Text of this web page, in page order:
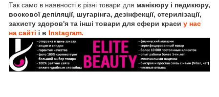
Так само в наявності є різні товари для манікюру і педикюру,
воскової депіляції, шугарінга, дезінфекції, стерилізації,
захисту здоров'я та інші товари для сфери краси у нас
на сайті і в Instagram.